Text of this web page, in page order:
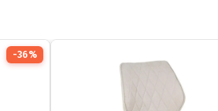
-36%